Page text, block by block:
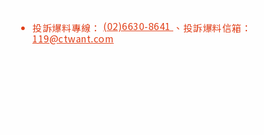
投訴爆料專線： (02)6630-8641 、投訴爆料信箱：
119@ctwant.com